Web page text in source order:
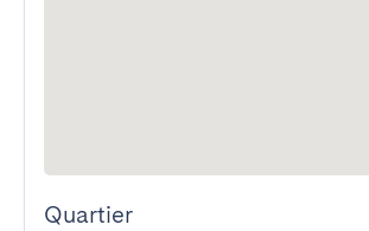
Quartier